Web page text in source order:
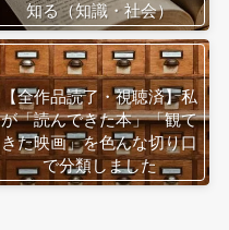
知る（知識・社会）
【全作品読了・視聴済】私
が「読んできた本」「観て
きた映画」を色んな切り口
で分類しました